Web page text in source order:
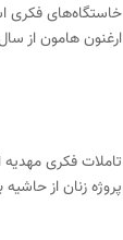
خاستگاه‌های فکری
ارغنون هامون از سال ۱۳۸۰ تا
تاملات فکری
پروژه زنان از